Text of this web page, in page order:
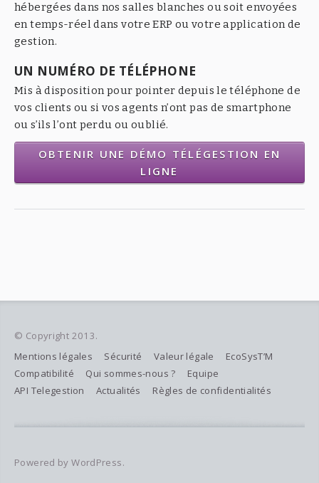
hébergées dans nos salles blanches ou soit envoyées
en temps-réel dans votre ERP ou votre application de
gestion.
UN NUMÉRO DE TÉLÉPHONE
Mis à disposition pour pointer depuis le téléphone de
vos clients ou si vos agents n’ont pas de smartphone
ou s’ils l’ont perdu ou oublié.
OBTENIR UNE DÉMO TÉLÉGESTION EN
LIGNE
© Copyright 2013.
Mentions légales
Sécurité Valeur légale
EcoSysT’M
Compatibilité
Qui sommes-nous ?
Equipe
API Telegestion
Actualités Règles de confidentialités
Powered by WordPress.